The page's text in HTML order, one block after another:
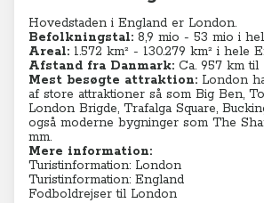
Hovedstaden i England er London.
Befolkningstal: 8,9 mio - 53 mio i
Areal: 1.572 km² - 130.279 km² i hele
Afstand fra Danmark: Ca. 957 km
Mest besøgte attraktion: London
af store attraktioner så som Big Ben,
London Brigde, Trafalga Square,
også moderne bygninger som The
mm.
Mere information:
Turistinformation: London
Turistinformation: England
Fodboldrejser til London